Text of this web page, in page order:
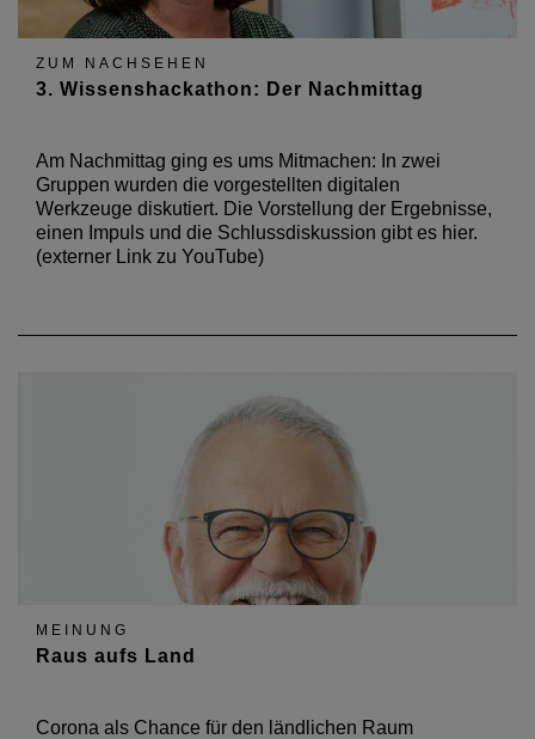
ZUM NACHSEHEN
3. Wissenshackathon: Der Nachmittag
Am Nachmittag ging es ums Mitmachen: In zwei
Gruppen wurden die vorgestellten digitalen
Werkzeuge diskutiert. Die Vorstellung der Ergebnisse,
einen Impuls und die Schlussdiskussion gibt es hier.
(externer Link zu YouTube)
MEINUNG
Raus aufs Land
Corona als Chance für den ländlichen Raum